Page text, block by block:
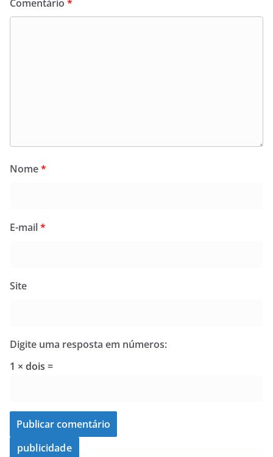
Comentário *
Nome*
E-mail*
Site
Digite uma resposta em números:
1 × dois =
publicidade